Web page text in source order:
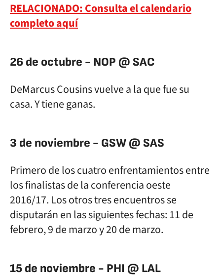
RELACIONADO: Consulta el calendario
completo aquí
26 de octubre - NOP @ SAC
DeMarcus Cousins vuelve a la que fue su
casa. Y tiene ganas.
3 de noviembre - GSW @ SAS
Primero de los cuatro enfrentamientos entre
los finalistas de la conferencia oeste
2016/17. Los otros tres encuentros se
disputarán en las siguientes fechas: 11 de
febrero, 9 de marzo y 20 de marzo.
15 de noviembre - PHI @ LAL